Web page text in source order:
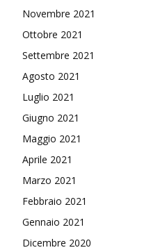
Novembre 2021
Ottobre 2021
Settembre 2021
Agosto 2021
Luglio 2021
Giugno 2021
Maggio 2021
Aprile 2021
Marzo 2021
Febbraio 2021
Gennaio 2021
Dicembre 2020